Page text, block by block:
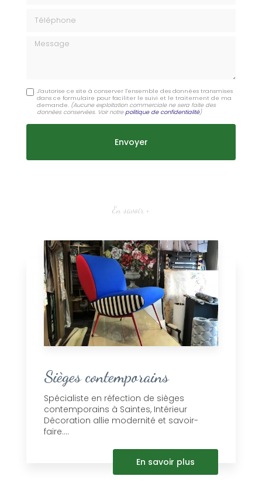
Message
J'autorise ce site à conserver l'ensemble des données transmises
dans ce formulaire pour faciliter le suivi et le traitement de ma
demande. (Aucune exploitation commerciale ne sera faite des
données conservées. Voir notrepolitique de confidentialité)
En savoir +
Sièges contemporains
Spécialiste en réfection de sièges
contemporains à Saintes, Intérieur
Décoration allie modernité et savoir-
faire....
En savoir plus